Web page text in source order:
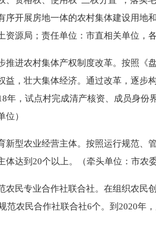
序开展房地一体的农村集体建设用地
资源局；责任单位：市直相关单位，
进农村集体产权制度改革。按照《盘
益，壮大集体经济。通过改革，逐步
年，试点村完成清产核资、成员身
位）
型农业经营主体。按照运行规范、管
体达到20个以上。（牵头单位：市农
民专业合作社联合社。在组织农民创
范农民合作社联合社6个。到2020年